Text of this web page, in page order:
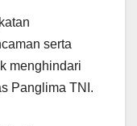
serta
menghindari
Panglima TNI.